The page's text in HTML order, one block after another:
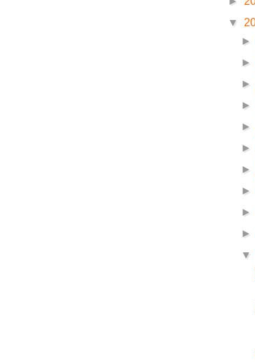
▼
►
►
►
►
►